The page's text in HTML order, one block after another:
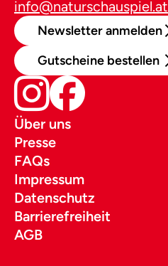
info@naturschauspiel.at
Newsletter anmelden
Gutscheine bestellen
Über uns
Presse
FAQs
Impressum
Datenschutz
Barrierefreiheit
AGB